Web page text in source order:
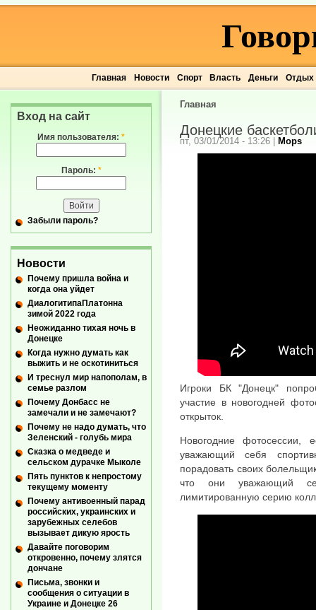
Главная Новости Спорт Власть Деньги Отдых
Главная
Донецкие
пт, 03/01/2014 - 13:26 | Mops
Игроки БК "Донецк"
участие в новогодней
открыток.
Новогодние фотосессии,
уважающий себя
порадовать своих
что они уважающий
лимитированную серию
Вход на сайт
Имя пользователя: *
Пароль: *
Забыли пароль?
Новости
Почему пришла война и
когда она уйдет
ДиалогитипаПлатонна
зимой 2022 года
Неожиданно тихая ночь в
Донецке
Когда нужно думать как
выжить и не оскотиниться
И треснул мир напополам, в
семье разлом
Почему Донбасс не
замечали и не замечают?
Почему не надо думать, что
Зеленский - голубь мира
Сказка о медведе и
сельском дурачке Мыколе
Пять пунктов к непростому
текущему моменту
Почему антивоенный парад
российских, украинских и
зарубежных селебов
вызывает дикую ярость
Давайте поговорим
откровенно, почему злятся
дончане
Письма, звонки и
сообщения о ситуации в
Украине и Донецке 26